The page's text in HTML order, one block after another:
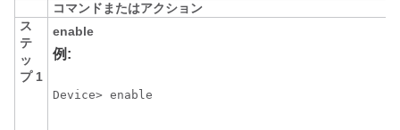
コマンドまたはアクション
ス
テ
ッ
プ 1
enable
例:
Device> enable